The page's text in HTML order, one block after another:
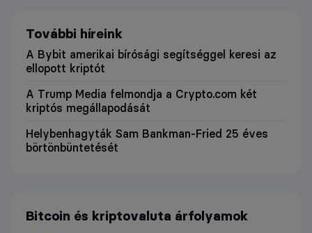
További híreink
A Bybit amerikai bírósági segítséggel keresi az
ellopott kriptót
A Trump Media felmondja a Crypto.com két
kriptós megállapodását
Helybenhagyták Sam Bankman-Fried 25 éves
börtönbüntetését
Bitcoin és kriptovaluta árfolyamok